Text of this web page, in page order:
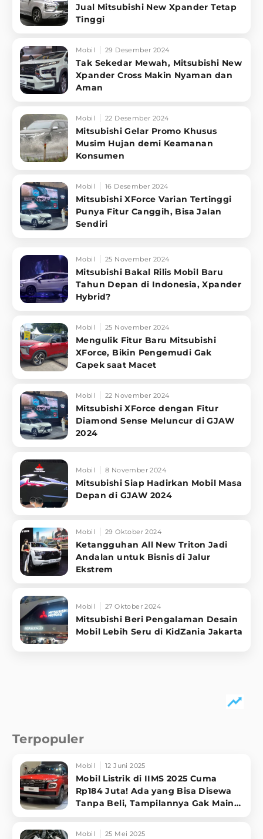
Jual Mitsubishi New Xpander Tetap
Tinggi
Mobil 29 Desember 2024
Tak Sekedar Mewah, Mitsubishi New
Xpander Cross Makin Nyaman dan
Aman
Mobil 22 Desember 2024
Mitsubishi Gelar Promo Khusus
Musim Hujan demi Keamanan
Konsumen
Mobil 16 Desember 2024
Mitsubishi XForce Varian Tertinggi
Punya Fitur Canggih, Bisa Jalan
Sendiri
Mobil 25 November 2024
Mitsubishi Bakal Rilis Mobil Baru
Tahun Depan di Indonesia, Xpander
Hybrid?
Mobil 25 November 2024
Mengulik Fitur Baru Mitsubishi
XForce, Bikin Pengemudi Gak
Capek saat Macet
Mobil 22 November 2024
Mitsubishi XForce dengan Fitur
Diamond Sense Meluncur di GJAW
2024
Mobil 8 November 2024
Mitsubishi Siap Hadirkan Mobil Masa
Depan di GJAW 2024
Mobil 29 Oktober 2024
Ketangguhan All New Triton Jadi
Andalan untuk Bisnis di Jalur
Ekstrem
Mobil 27 Oktober 2024
Mitsubishi Beri Pengalaman Desain
Mobil Lebih Seru di KidZania Jakarta
Terpopuler
Mobil 12 Juni 2025
Mobil Listrik di IIMS 2025 Cuma
Rp184 Juta! Ada yang Bisa Disewa
Tanpa Beli, Tampilannya Gak Main-
Mobil 25 Mei 2025